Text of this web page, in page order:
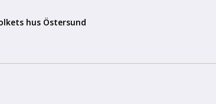
hus Östersund